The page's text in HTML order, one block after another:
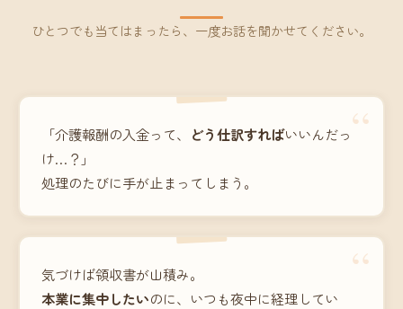
ひとつでも当てはまったら、一度お話を聞かせてください。
“
「介護報酬の入金って、 どう仕訳すればいいんだっ
け…？」
処理のたびに手が止まってしまう。
“
気づけば領収書が山積み。
本業に集中したいのに、いつも夜中に経理してい